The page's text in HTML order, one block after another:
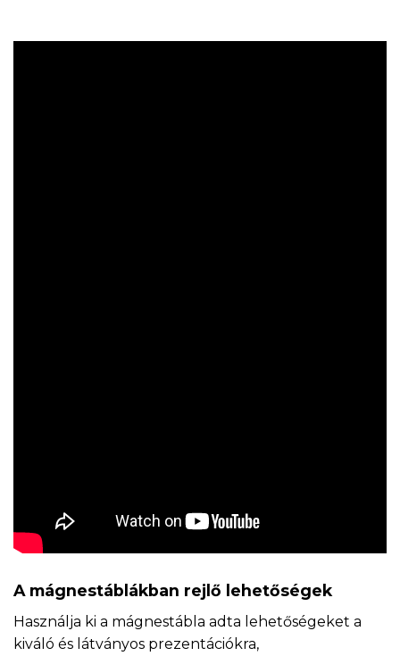
A mágnestáblákban rejlő lehetőségek
Használja ki a mágnestábla adta lehetőségeket a
kiváló és látványos prezentációkra,